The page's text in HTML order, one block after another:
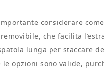
considerare
che facilita
lunga per staccare
le opzioni sono valide,